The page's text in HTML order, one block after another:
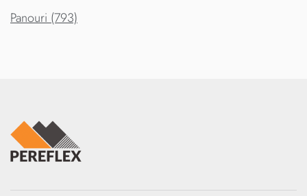
Panouri (793)